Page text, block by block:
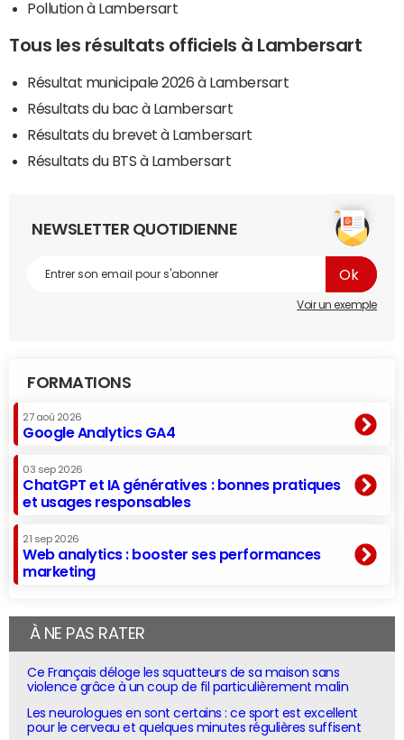
Pollution à Lambersart
Tous les résultats officiels à Lambersart
Résultat municipale 2026 à Lambersart
Résultats du bac à Lambersart
Résultats du brevet à Lambersart
Résultats du BTS à Lambersart
NEWSLETTER QUOTIDIENNE
Voir un exemple
FORMATIONS
27 aoû 2026
Google Analytics GA4
03 sep 2026
ChatGPT et IA génératives : bonnes pratiques
et usages responsables
21 sep 2026
Web analytics : booster ses performances
marketing
À NE PAS RATER
Ce Français déloge les squatteurs de sa maison sans
violence grâce à un coup de fil particulièrement malin
Les neurologues en sont certains : ce sport est excellent
pour le cerveau et quelques minutes régulières suffisent